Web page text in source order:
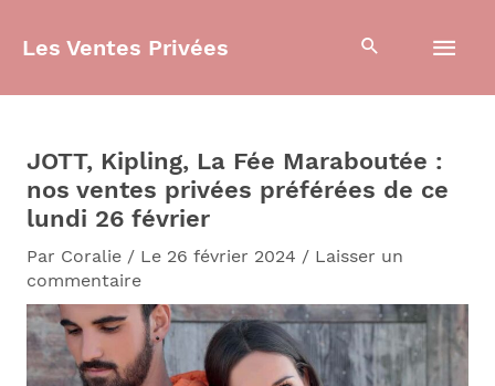
Les Ventes Privées
JOTT, Kipling, La Fée Maraboutée :
nos ventes privées préférées de ce
lundi 26 février
Par Coralie / Le 26 février 2024 / Laisser un
commentaire